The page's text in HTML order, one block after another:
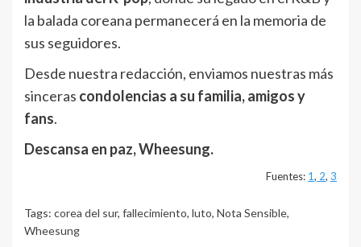
la balada coreana permanecerá en la memoria de
sus seguidores.
Desde nuestra redacción, enviamos nuestras más
sinceras condolencias a su familia, amigos y
fans.
Descansa en paz, Wheesung.
Fuentes: 1, 2, 3
Tags: corea del sur, fallecimiento, luto, Nota Sensible,
Wheesung